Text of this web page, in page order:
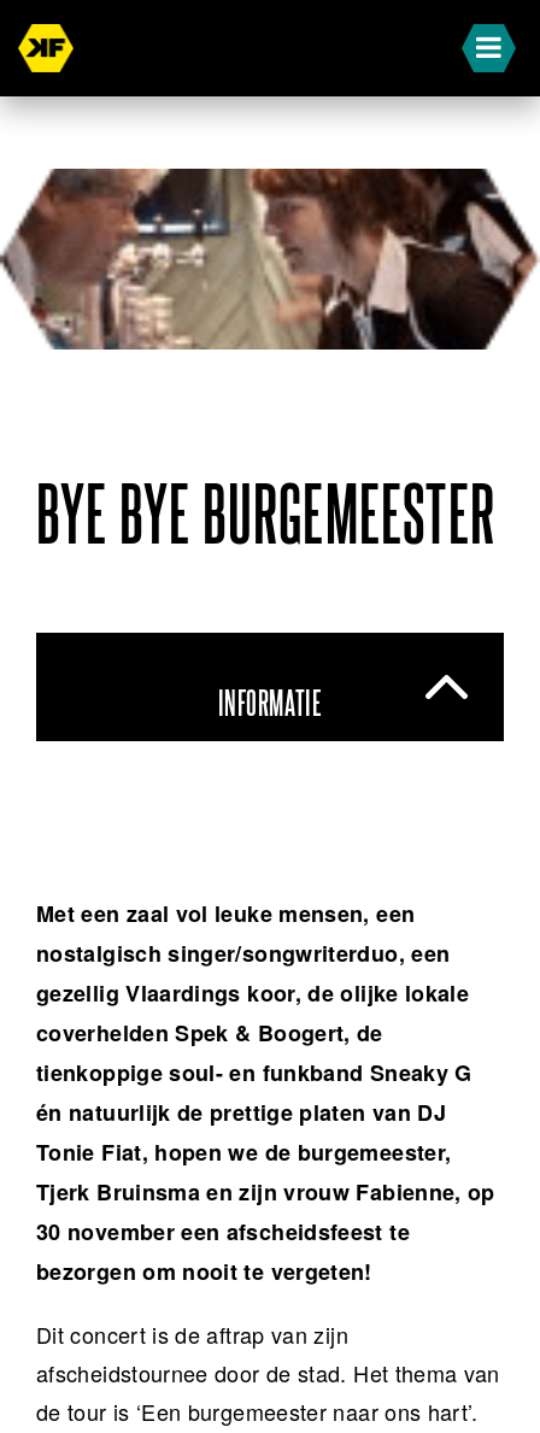
BYE BYE BURGEMEESTER
INFORMATIE
Met een zaal vol leuke mensen, een
nostalgisch singer/songwriterduo, een
gezellig Vlaardings koor, de olijke lokale
coverhelden Spek & Boogert, de
tienkoppige soul- en funkband Sneaky G
én natuurlijk de prettige platen van DJ
Tonie Fiat, hopen we de burgemeester,
Tjerk Bruinsma en zijn vrouw Fabienne, op
30 november een afscheidsfeest te
bezorgen om nooit te vergeten!
Dit concert is de aftrap van zijn
afscheidstournee door de stad. Het thema van
de tour is ‘Een burgemeester naar ons hart’.